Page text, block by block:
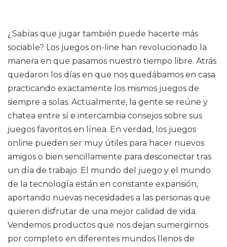
¿Sabías que jugar también puede hacerte más
sociable? Los juegos on-line han revolucionado la
manera en que pasamos nuestro tiempo libre. Atrás
quedaron los días en que nos quedábamos en casa
practicando exactamente los mismos juegos de
siempre a solas. Actualmente, la gente se reúne y
chatea entre sí e intercambia consejos sobre sus
juegos favoritos en línea. En verdad, los juegos
online pueden ser muy útiles para hacer nuevos
amigos o bien sencillamente para desconectar tras
un día de trabajo. El mundo del juego y el mundo
de la tecnología están en constante expansión,
aportando nuevas necesidades a las personas que
quieren disfrutar de una mejor calidad de vida.
Vendemos productos que nos dejan sumergirnos
por completo en diferentes mundos llenos de